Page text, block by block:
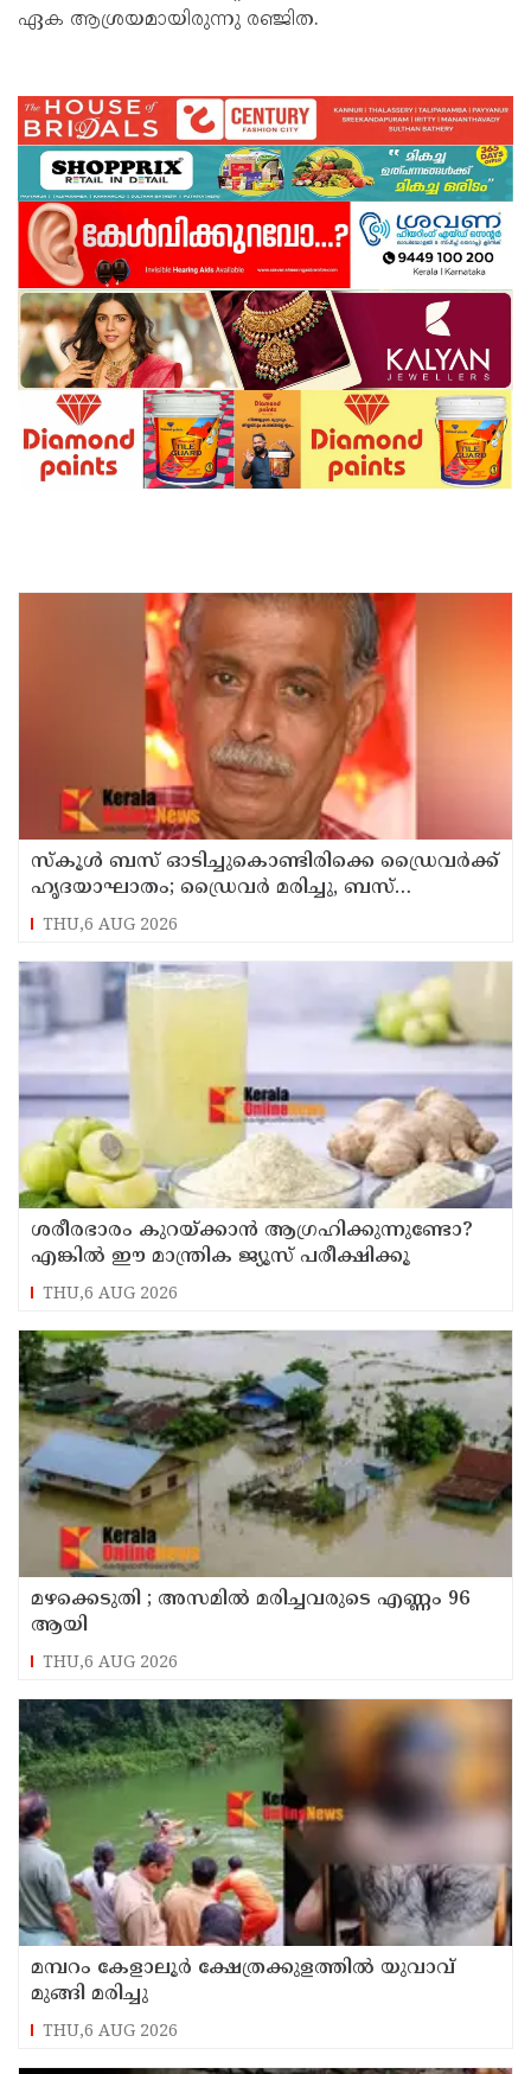
ഏക ആശ്രയമായിരുന്നു രഞ്ജിത.
സ്കൂൾ ബസ് ഓടിച്ചുകൊണ്ടിരിക്കെ ഡ്രൈവർക്ക്
ഹൃദയാഘാതം; ഡ്രൈവർ മരിച്ചു, ബസ്
കെട്ടിടത്തിൽ ഇടിച്ചുനിന്നു; രണ്ട് കുട്ടികൾക്ക്
പരിക്ക്
THU,6 AUG 2026
ശരീരഭാരം കുറയ്ക്കാൻ ആഗ്രഹിക്കുന്നുണ്ടോ?
എങ്കിൽ ഈ മാന്ത്രിക ജ്യൂസ് പരീക്ഷിക്കൂ
THU,6 AUG 2026
മഴക്കെടുതി ; അസമില്‍ മരിച്ചവരുടെ എണ്ണം 96
ആയി
THU,6 AUG 2026
മമ്പറം കേളാലൂർ ക്ഷേത്രക്കുളത്തിൽ യുവാവ്
മുങ്ങി മരിച്ചു
THU,6 AUG 2026